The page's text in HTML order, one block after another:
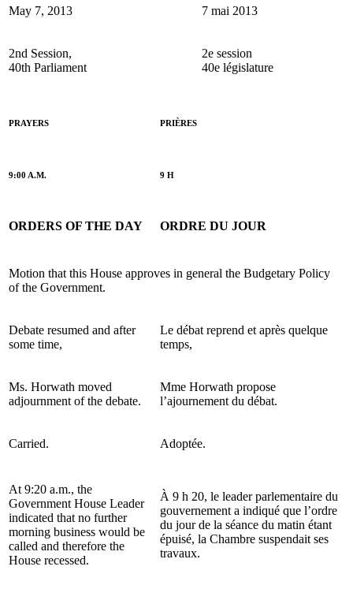
May 7, 2013 7 mai 2013
2nd Session,
40th Parliament
2e session
40e législature
PRAYERS PRIÈRES
9:00 A.M. 9 H
ORDERS OF THE DAY ORDRE DU JOUR
Motion that this House approves in general the Budgetary Policy
of the Government.
Debate resumed and after
some time,
Le débat reprend et après quelque
temps,
Ms. Horwath moved
adjournment of the debate.
Mme Horwath propose
l’ajournement du débat.
Carried. Adoptée.
At 9:20 a.m., the
Government House Leader
indicated that no further
morning business would be
called and therefore the
House recessed.
À 9 h 20, le leader parlementaire du
gouvernement a indiqué que l’ordre
du jour de la séance du matin étant
épuisé, la Chambre suspendait ses
travaux.